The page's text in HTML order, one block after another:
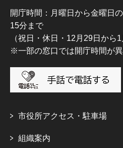
開庁時間：月曜日から金曜日
15分まで
（祝日・休日・12月29日から1
※一部の窓口では開庁時間が
市役所アクセス・駐車場
組織案内